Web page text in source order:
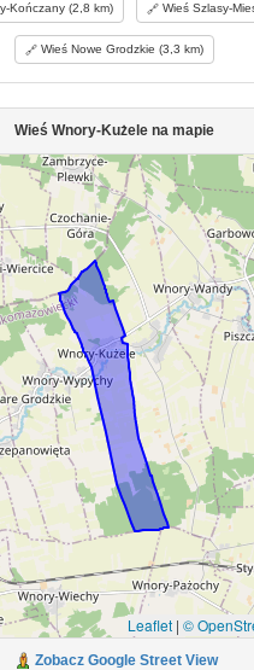
Kończany (2,8 km) Wieś Szlasy-
Wieś Nowe Grodzkie (3,3 km)
Wieś Wnory-Kużele na mapie
Leaflet | ©
Zobacz Google Street View